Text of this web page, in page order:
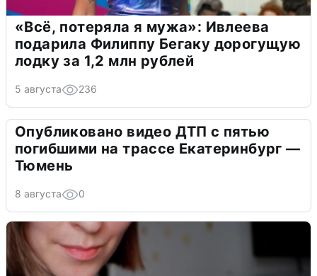
«Всё, потеряла я мужа»: Ивлеева
подарила Филиппу Бегаку дорогущую
лодку за 1,2 млн рублей
5 августа 236
Опубликовано видео ДТП с пятью
погибшими на трассе Екатеринбург —
Тюмень
8 августа 0